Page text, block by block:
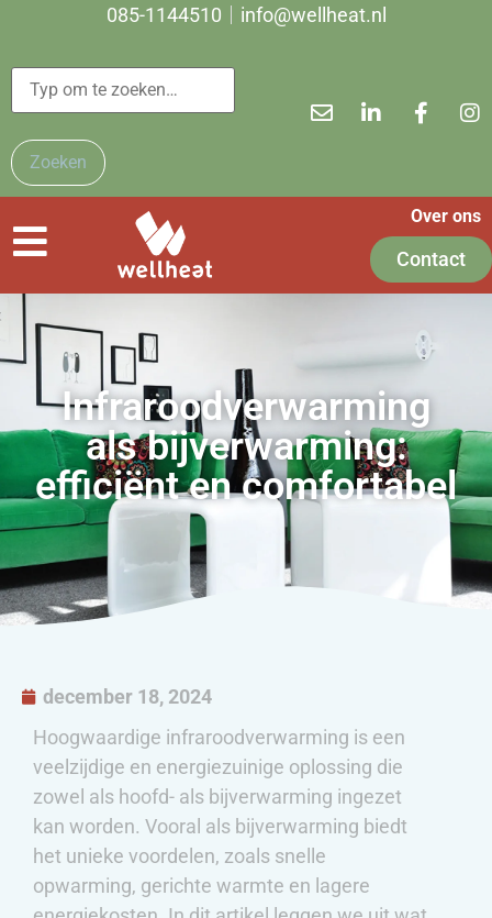
085-1144510 info@wellheat.nl
Zoeken
Over ons
Contact
Infraroodverwarming
als bijverwarming:
efficiënt en comfortabel
december 18, 2024
Hoogwaardige infraroodverwarming is een
veelzijdige en energiezuinige oplossing die
zowel als hoofd- als bijverwarming ingezet
kan worden. Vooral als bijverwarming biedt
het unieke voordelen, zoals snelle
opwarming, gerichte warmte en lagere